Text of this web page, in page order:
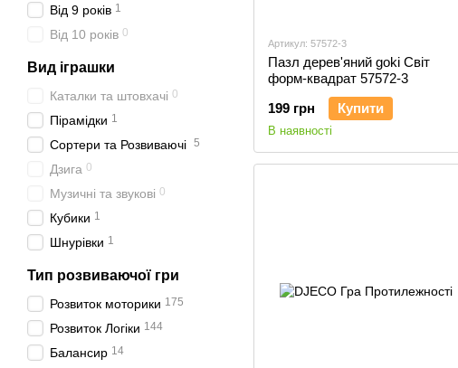
Артикул: 57572-3
Пазл дерев'яний goki Світ
форм-квадрат 57572-3
199 грн
Купити
В наявності
Від 9 років 1
Від 10 років 0
Вид іграшки
Каталки та штовхачі 0
Пірамідки 1
Сортери та Розвиваючі 5
Дзига 0
Музичні та звукові 0
Кубики 1
Шнурівки 1
Тип розвиваючої гри
Розвиток моторики 175
Розвиток Логіки 144
Балансир 14